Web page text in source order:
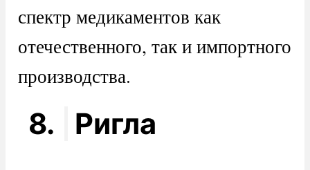
спектр медикаментов как
отечественного, так и импортного
производства.
8. Ригла